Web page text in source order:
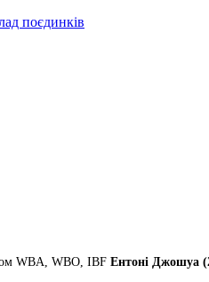
поєдинків
WBA, WBO, IBF Ентоні Джошуа